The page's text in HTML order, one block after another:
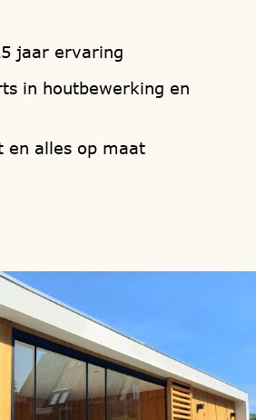
jaar ervaring
in houtbewerking en
en alles op maat